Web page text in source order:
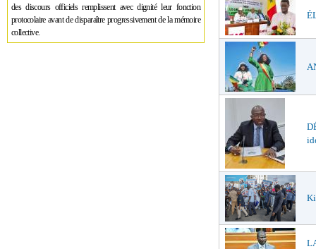
des discours officiels remplissent avec dignité leur fonction
protocolaire avant de disparaître progressivement de la mémoire
collective.